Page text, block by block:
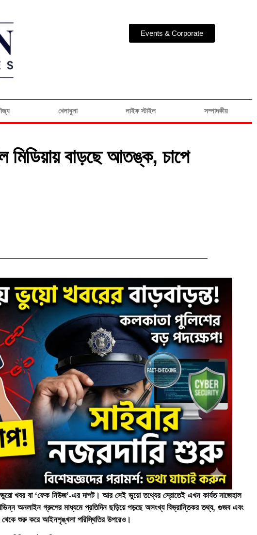
Events & Corporate
খেলাধুলা লাইফ স্টাইল সম্পাদকীয়
মিডিয়ায় বাড়ছে আতঙ্ক, চাপে
খবর বা ‘ফেক নিউজ’-এর দাপট। আর সেই ভুয়ো তথ্যের স্রোতেই এখন কার্যত নাজেহাল
অনলাইন গ্রুপের মাধ্যমে প্রতিদিন ছড়িয়ে পড়ছে অসংখ্য বিভ্রান্তিকর তথ্য, গুজব এবং
থেকে শুরু করে আইনশৃঙ্খলা পরিস্থিতির উপরেও।